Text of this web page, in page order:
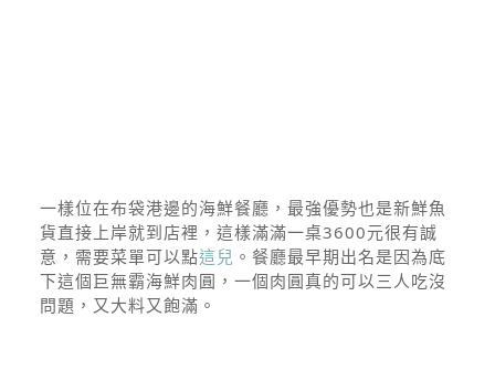
一樣位在布袋港邊的海鮮餐廳，最強優勢也是新鮮魚
貨直接上岸就到店裡，這樣滿滿一桌3600元很有誠
意，需要菜單可以點這兒 。餐廳最早期出名是因為底
下這個巨無霸海鮮肉圓，一個肉圓真的可以三人吃沒
問題，又大料又飽滿。